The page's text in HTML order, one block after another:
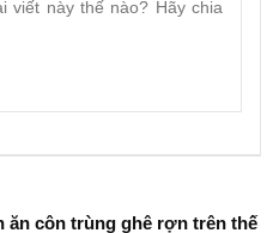
ăn côn trùng ghê rợn trên thế